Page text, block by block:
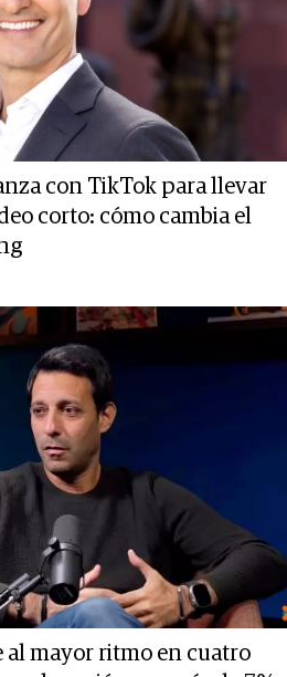
con TikTok para llevar
corto: cómo cambia el
al mayor ritmo en cuatro